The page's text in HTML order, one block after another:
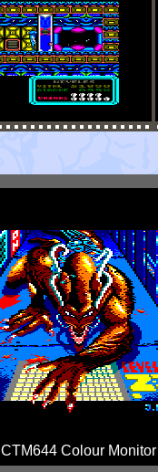
CTM644 Colour Monitor